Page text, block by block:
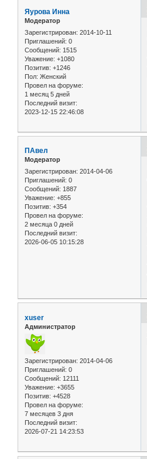
Яурова Инна
Модератор
Зарегистрирован: 2014-10-11
Приглашений: 0
Сообщений: 1515
Уважение: +1080
Позитив: +1246
Пол: Женский
Провел на форуме:
1 месяц 5 дней
Последний визит:
2023-12-15 22:46:08
ПАвел
Модератор
Зарегистрирован: 2014-04-06
Приглашений: 0
Сообщений: 1887
Уважение: +855
Позитив: +354
Провел на форуме:
2 месяца 0 дней
Последний визит:
2026-06-05 10:15:28
xuser
Администратор
Зарегистрирован: 2014-04-06
Приглашений: 0
Сообщений: 12111
Уважение: +3655
Позитив: +4528
Провел на форуме:
7 месяцев 3 дня
Последний визит:
2026-07-21 14:23:53